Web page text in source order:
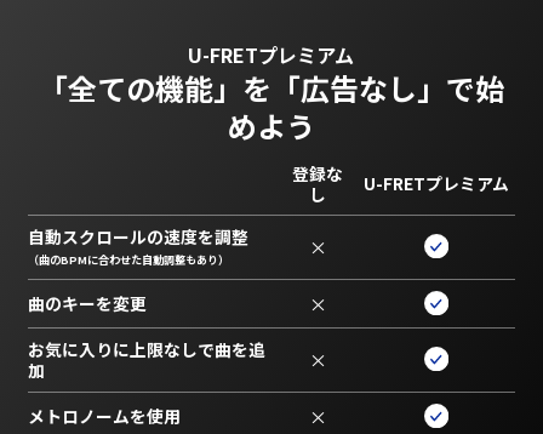
U-FRETプレミアム
「全ての機能」を 「広告なし」で始
めよう
登録な
し
U-FRETプレミアム
自動スクロールの速度を調整
（曲のBPMに合わせた自動調整もあり） ×
曲のキーを変更 ×
お気に入りに上限なしで曲を追
加
×
メトロノームを使用 ×